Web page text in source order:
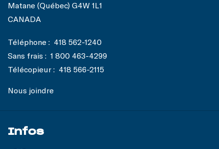
Matane (Québec) G4W 1L1
CANADA
Téléphone : 418 562-1240
Sans frais : 1 800 463-4299
Télécopieur : 418 566-2115
Nous joindre
Infos